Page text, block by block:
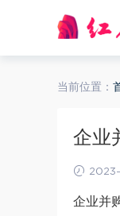
当前位置：
企业
企业并